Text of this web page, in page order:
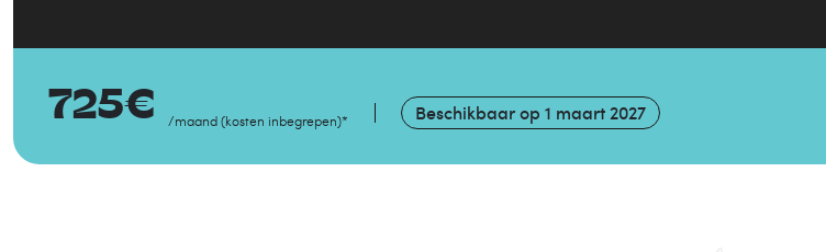
725€ /maand(kosten inbegrepen)* Beschikbaar op 1 maart 2027